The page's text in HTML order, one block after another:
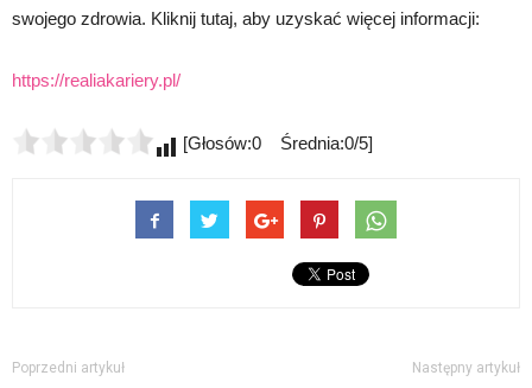
swojego zdrowia. Kliknij tutaj, aby uzyskać więcej informacji:
https://realiakariery.pl/
[Głosów:0 Średnia:0/5]
Poprzedni artykuł Następny artykuł